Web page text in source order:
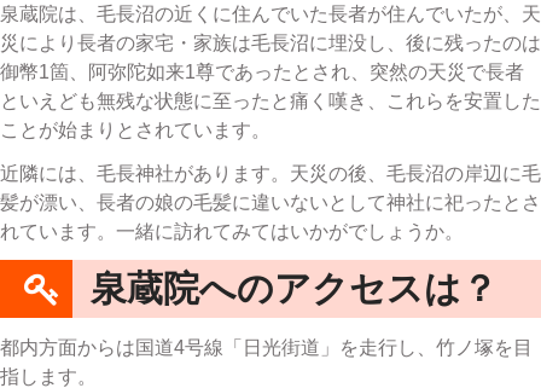
泉蔵院は、毛長沼の近くに住んでいた長者が住んでいたが、天
災により長者の家宅・家族は毛長沼に埋没し、後に残ったのは
御幣1箇、阿弥陀如来1尊であったとされ、突然の天災で長者
といえども無残な状態に至ったと痛く嘆き、これらを安置した
ことが始まりとされています。
近隣には、毛長神社があります。天災の後、毛長沼の岸辺に毛
髪が漂い、長者の娘の毛髪に違いないとして神社に祀ったとさ
れています。一緒に訪れてみてはいかがでしょうか。
泉蔵院へのアクセスは？
都内方面からは国道4号線「日光街道」を走行し、竹ノ塚を目
指します。